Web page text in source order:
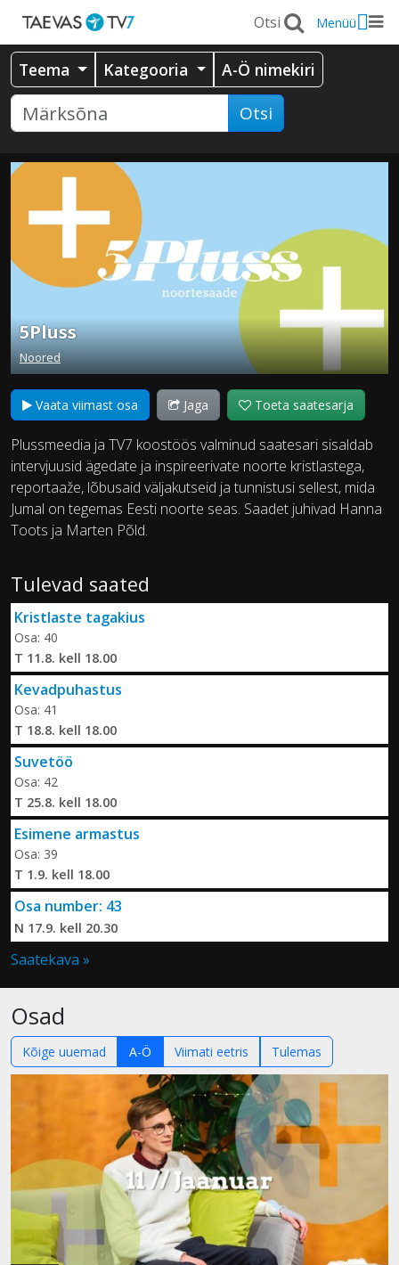
Menüü
Teema Kategooria A-Ö nimekiri
Otsi
5Pluss
Noored
Vaata viimast osa Jaga Toeta saatesarja
Plussmeedia ja TV7 koostöös valminud saatesari sisaldab
intervjuusid ägedate ja inspireerivate noorte kristlastega,
reportaaže, lõbusaid väljakutseid ja tunnistusi sellest, mida
Jumal on tegemas Eesti noorte seas. Saadet juhivad Hanna
Toots ja Marten Põld.
Tulevad saated
Kristlaste tagakius
Osa: 40
T 11.8. kell 18.00
Kevadpuhastus
Osa: 41
T 18.8. kell 18.00
Suvetöö
Osa: 42
T 25.8. kell 18.00
Esimene armastus
Osa: 39
T 1.9. kell 18.00
Osa number: 43
N 17.9. kell 20.30
Saatekava »
Osad
Kõige uuemad A-Ö Viimati eetris Tulemas